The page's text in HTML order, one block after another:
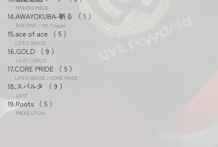
MONDO PIECE
AWAYOKUBA-斬る 1
THE ONE / 7th Trigger
ace of ace 5
LIFE 6 SENSE
GOLD 9
LAST / GOLD
CORE PRIDE 5
LIFE 6 SENSE / CORE PRIDE
スパルタ 9
LAST
Roots 5
PROGLUTION